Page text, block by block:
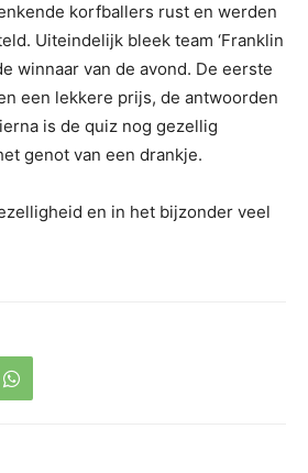
korfballers rust en werden
Uiteindelijk bleek team ‘Franklin
winnaar van de avond. De eerste
een lekkere prijs, de antwoorden
is de quiz nog gezellig
genot van een drankje.
en in het bijzonder veel